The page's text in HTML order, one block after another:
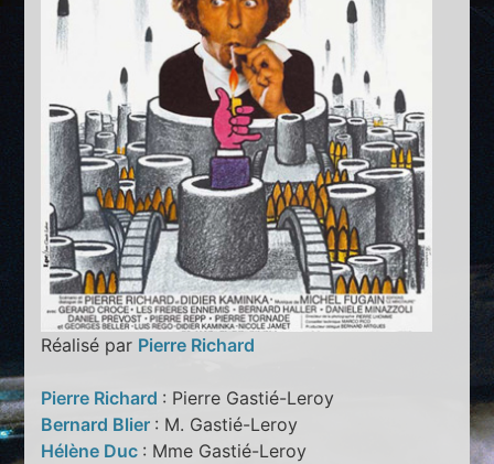
Réalisé par Pierre Richard
Pierre Richard : Pierre Gastié-Leroy
Bernard Blier : M. Gastié-Leroy
Hélène Duc : Mme Gastié-Leroy